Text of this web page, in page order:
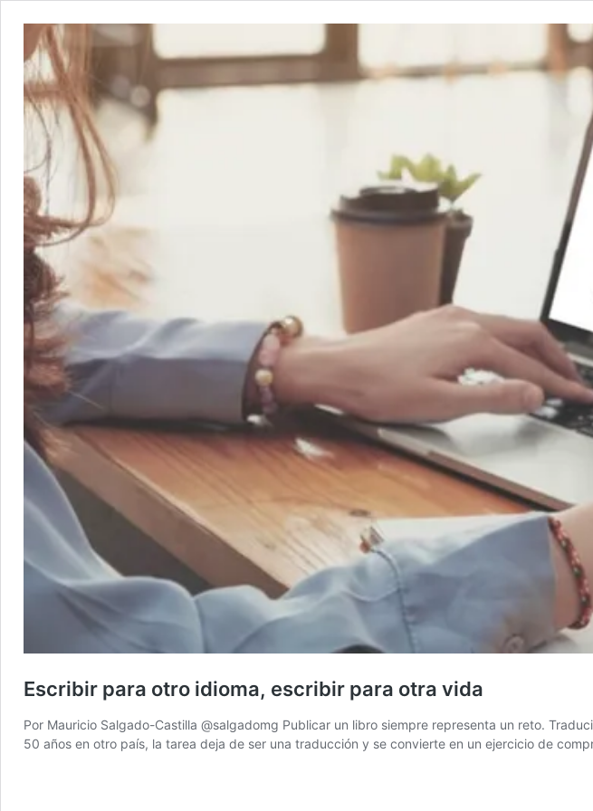
Escribir para otro idioma, escribir para otra vida
Por Mauricio Salgado-Castilla @salgadomg Publicar un libro siempre representa un reto.
50 años en otro país, la tarea deja de ser una traducción y se convierte en un ejercicio de